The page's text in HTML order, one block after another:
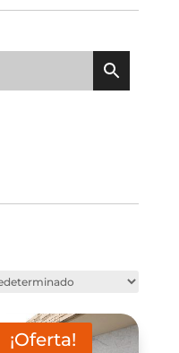
¡Oferta!